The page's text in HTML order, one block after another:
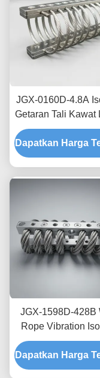
JGX-0160D-4.8A
Getaran Tali Kawat
Pantai Laut
Perawatan Shock
Baja Tahan
Dapatkan Harga
JGX-1598D-428B
Rope Vibration
Fungus
Washdown
Stainless Steel
Dapatkan Harga